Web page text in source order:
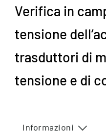
Verifica in
tensione
trasduttori di
tensione e di
Informazioni